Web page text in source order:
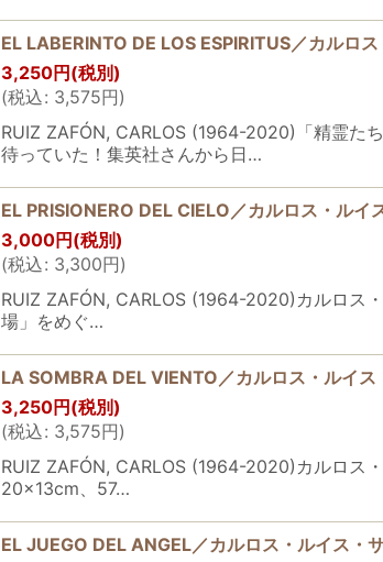
EL LABERINTO DE LOS ESPIRITUS／カルロ
3,250円 (税別)
(税込: 3,575円)
RUIZ ZAFÓN, CARLOS (1964-2020)「精霊た
待っていた！集英社さんから日…
EL PRISIONERO DEL CIELO／カルロス・ルイ
3,000円 (税別)
(税込: 3,300円)
RUIZ ZAFÓN, CARLOS (1964-2020)カルロ
場」をめぐ…
LA SOMBRA DEL VIENTO／カルロス・ルイス
3,250円 (税別)
(税込: 3,575円)
RUIZ ZAFÓN, CARLOS (1964-2020)カルロス
20×13cm、57…
EL JUEGO DEL ANGEL／カルロス・ルイス・